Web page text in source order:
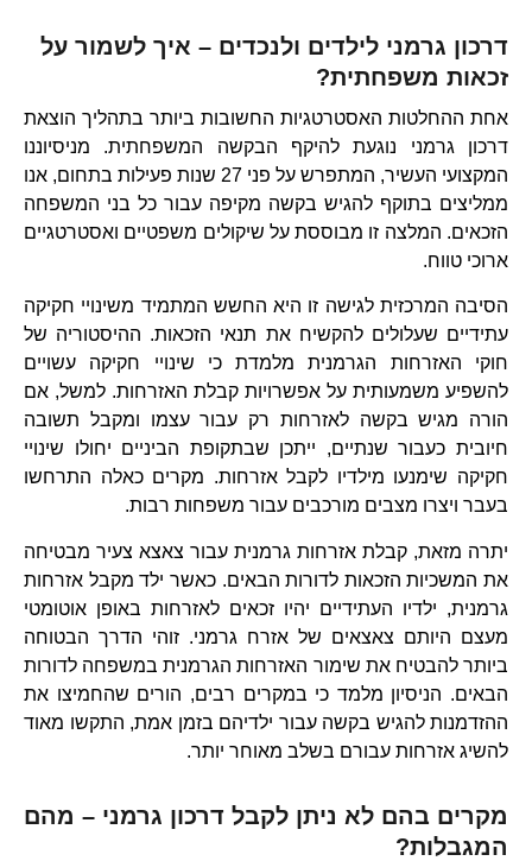
דרכון גרמני לילדים ולנכדים – איך לשמור על
זכאות משפחתית?
אחת ההחלטות האסטרטגיות החשובות ביותר בתהליך הוצאת
דרכון גרמני נוגעת להיקף הבקשה המשפחתית. מניסיוננו
המקצועי העשיר, המתפרש על פני 27 שנות פעילות בתחום, אנו
ממליצים בתוקף להגיש בקשה מקיפה עבור כל בני המשפחה
הזכאים. המלצה זו מבוססת על שיקולים משפטיים ואסטרטגיים
ארוכי טווח.
הסיבה המרכזית לגישה זו היא החשש המתמיד משינויי חקיקה
עתידיים שעלולים להקשיח את תנאי הזכאות. ההיסטוריה של
חוקי האזרחות הגרמנית מלמדת כי שינויי חקיקה עשויים
להשפיע משמעותית על אפשרויות קבלת האזרחות. למשל, אם
הורה מגיש בקשה לאזרחות רק עבור עצמו ומקבל תשובה
חיובית כעבור שנתיים, ייתכן שבתקופת הביניים יחולו שינויי
חקיקה שימנעו מילדיו לקבל אזרחות. מקרים כאלה התרחשו
בעבר ויצרו מצבים מורכבים עבור משפחות רבות.
יתרה מזאת, קבלת אזרחות גרמנית עבור צאצא צעיר מבטיחה
את המשכיות הזכאות לדורות הבאים. כאשר ילד מקבל אזרחות
גרמנית, ילדיו העתידיים יהיו זכאים לאזרחות באופן אוטומטי
מעצם היותם צאצאים של אזרח גרמני. זוהי הדרך הבטוחה
ביותר להבטיח את שימור האזרחות הגרמנית במשפחה לדורות
הבאים. הניסיון מלמד כי במקרים רבים, הורים שהחמיצו את
ההזדמנות להגיש בקשה עבור ילדיהם בזמן אמת, התקשו מאוד
להשיג אזרחות עבורם בשלב מאוחר יותר.
מקרים בהם לא ניתן לקבל דרכון גרמני – מהם
המגבלות?